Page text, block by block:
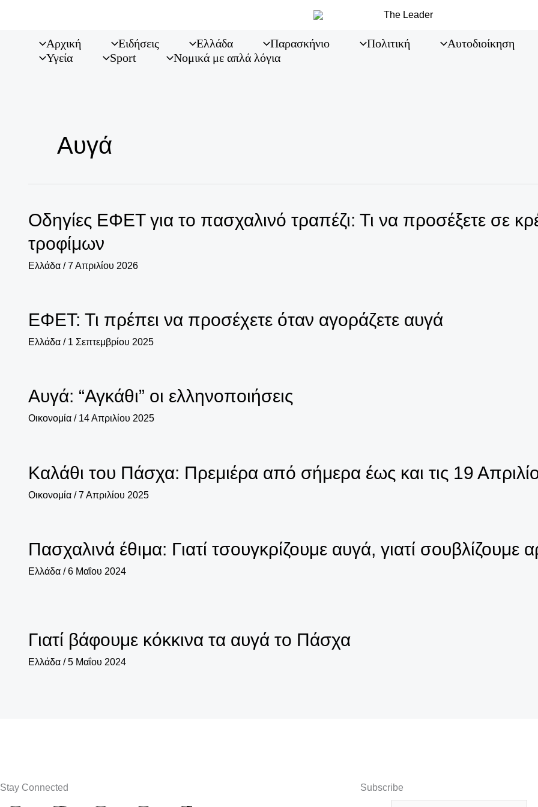
Αρχική Ειδήσεις Ελλάδα Παρασκήνιο Πολιτική
Αυτοδιοίκηση
Υγεία
Sport Νομικά με απλά λόγια
Αυγά
Οδηγίες ΕΦΕΤ για το πασχαλινό τραπέζι: Τι να προσέξετε σε
τροφίμων
Ελλάδα /7 Απριλίου 2026
ΕΦΕΤ: Τι πρέπει να προσέχετε όταν αγοράζετε αυγά
Ελλάδα / 1 Σεπτεμβρίου 2025
Αυγά: “Αγκάθι” οι ελληνοποιήσεις
Οικονομία / 14 Απριλίου 2025
Καλάθι του Πάσχα: Πρεμιέρα από σήμερα έως και τις 19
Οικονομία /7 Απριλίου 2025
Πασχαλινά έθιμα: Γιατί τσουγκρίζουμε αυγά, γιατί σουβλίζουμε
Ελλάδα /6 Μαΐου 2024
Γιατί βάφουμε κόκκινα τα αυγά το Πάσχα
Ελλάδα /5 Μαΐου 2024
Stay Connected Subscribe